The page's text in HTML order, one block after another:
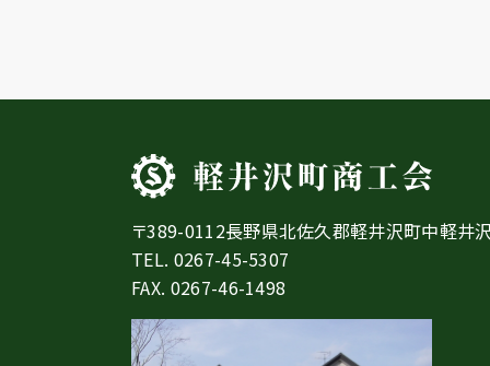
〒389-0112長野県北佐久郡軽井沢町中軽井
TEL. 0267-45-5307
FAX. 0267-46-1498